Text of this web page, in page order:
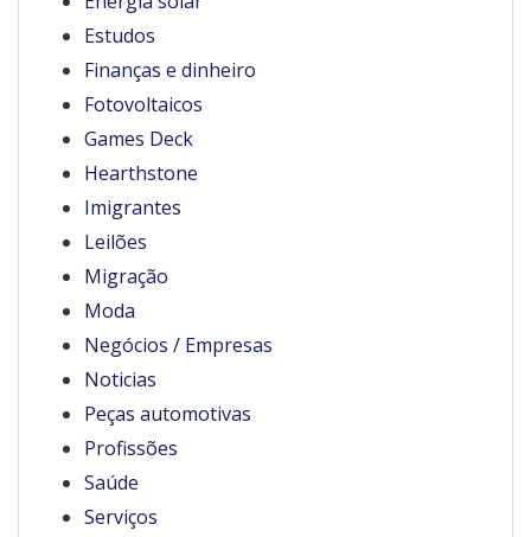
Estudos
Finanças e dinheiro
Fotovoltaicos
Games Deck
Hearthstone
Imigrantes
Leilões
Migração
Moda
Negócios / Empresas
Noticias
Peças automotivas
Profissões
Saúde
Serviços